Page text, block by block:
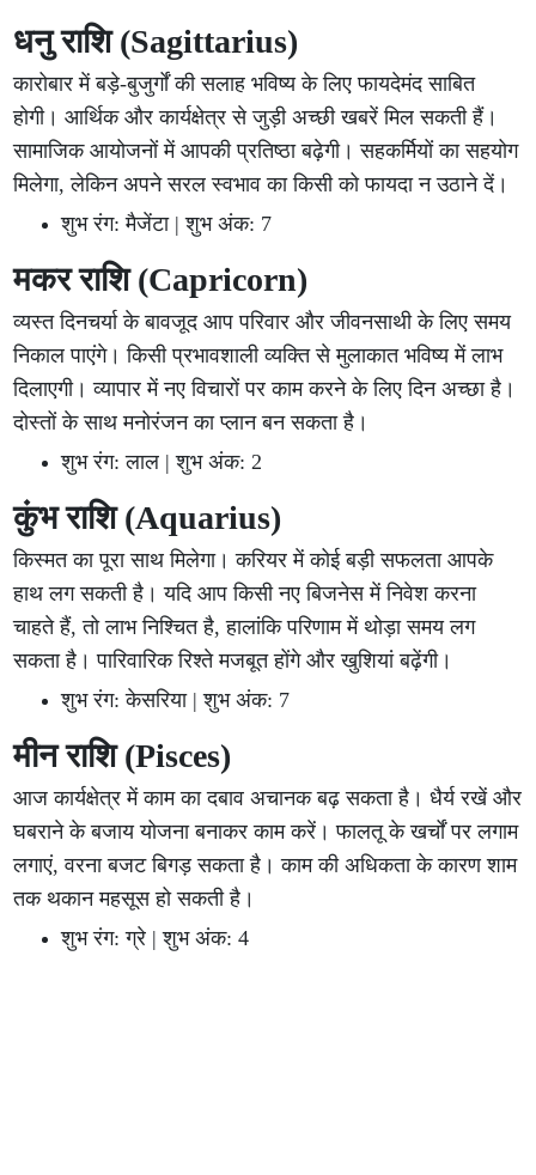
धनु राशि (Sagittarius)
कारोबार में बड़े-बुजुर्गों की सलाह भविष्य के लिए फायदेमंद साबित
होगी। आर्थिक और कार्यक्षेत्र से जुड़ी अच्छी खबरें मिल सकती हैं।
सामाजिक आयोजनों में आपकी प्रतिष्ठा बढ़ेगी। सहकर्मियों का सहयोग
मिलेगा, लेकिन अपने सरल स्वभाव का किसी को फायदा न उठाने दें।
शुभ रंग: मैजेंटा | शुभ अंक: 7
मकर राशि (Capricorn)
व्यस्त दिनचर्या के बावजूद आप परिवार और जीवनसाथी के लिए समय
निकाल पाएंगे। किसी प्रभावशाली व्यक्ति से मुलाकात भविष्य में लाभ
दिलाएगी। व्यापार में नए विचारों पर काम करने के लिए दिन अच्छा है।
दोस्तों के साथ मनोरंजन का प्लान बन सकता है।
शुभ रंग: लाल | शुभ अंक: 2
कुंभ राशि (Aquarius)
किस्मत का पूरा साथ मिलेगा। करियर में कोई बड़ी सफलता आपके
हाथ लग सकती है। यदि आप किसी नए बिजनेस में निवेश करना
चाहते हैं, तो लाभ निश्चित है, हालांकि परिणाम में थोड़ा समय लग
सकता है। पारिवारिक रिश्ते मजबूत होंगे और खुशियां बढ़ेंगी।
शुभ रंग: केसरिया | शुभ अंक: 7
मीन राशि (Pisces)
आज कार्यक्षेत्र में काम का दबाव अचानक बढ़ सकता है। धैर्य रखें और
घबराने के बजाय योजना बनाकर काम करें। फालतू के खर्चों पर लगाम
लगाएं, वरना बजट बिगड़ सकता है। काम की अधिकता के कारण शाम
तक थकान महसूस हो सकती है।
शुभ रंग: ग्रे | शुभ अंक: 4